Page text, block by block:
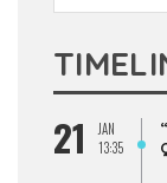
21
JAN
13:35